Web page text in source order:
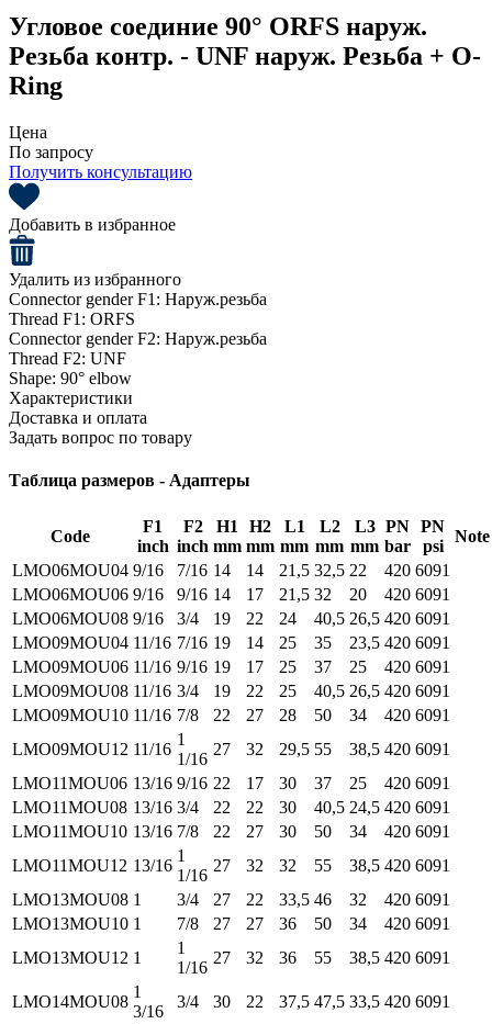
Угловое соединие 90° ORFS наруж.
Резьба контр. - UNF наруж. Резьба + O-
Ring
Цена
По запросу
Получить консультацию
Добавить в избранное
Удалить из избранного
Connector gender F1: Наруж.резьба
Thread F1: ORFS
Connector gender F2: Наруж.резьба
Thread F2: UNF
Shape: 90° elbow
Характеристики
Доставка и оплата
Задать вопрос по товару
Таблица размеров - Адаптеры
Code
F1
inch
F2
inch
H1
mm
H2
mm
L1
mm
L2
mm
L3
mm
PN
bar
PN
psi
Note
LMO06MOU04 9/16 7/16 14 14 21,5 32,5 22 420 6091
LMO06MOU06 9/16 9/16 14 17 21,5 32 20 420 6091
LMO06MOU08 9/16 3/4 19 22 24 40,5 26,5 420 6091
LMO09MOU04 11/16 7/16 19 14 25 35 23,5 420 6091
LMO09MOU06 11/16 9/16 19 17 25 37 25 420 6091
LMO09MOU08 11/16 3/4 19 22 25 40,5 26,5 420 6091
LMO09MOU10 11/16 7/8 22 27 28 50 34 420 6091
LMO09MOU12 11/16
1
1/16
27 32 29,5 55 38,5 420 6091
LMO11MOU06 13/16 9/16 22 17 30 37 25 420 6091
LMO11MOU08 13/16 3/4 22 22 30 40,5 24,5 420 6091
LMO11MOU10 13/16 7/8 22 27 30 50 34 420 6091
LMO11MOU12 13/16
1
1/16
27 32 32 55 38,5 420 6091
LMO13MOU08 1 3/4 27 22 33,5 46 32 420 6091
LMO13MOU10 1 7/8 27 27 36 50 34 420 6091
LMO13MOU12 1
1
1/16
27 32 36 55 38,5 420 6091
LMO14MOU08
1
3/16
3/4 30 22 37,5 47,5 33,5 420 6091